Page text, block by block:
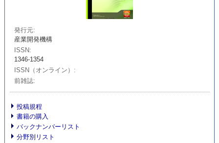
発行元
産業開発機構
ISSN
1346-1354
ISSN（オンライン）
前雑誌
投稿規程
書籍の購入
バックナンバーリスト
分野別リスト